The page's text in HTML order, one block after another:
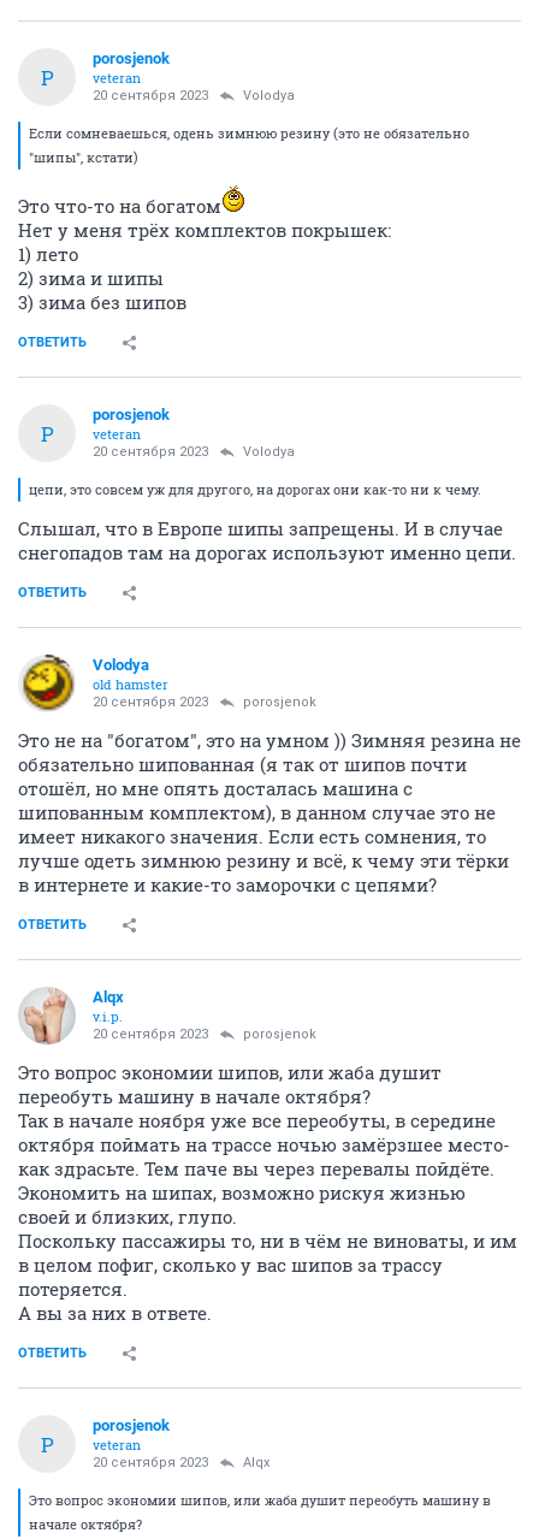
P
porosjenok
veteran
20 сентября 2023 Volodya
Если сомневаешься, одень зимнюю резину (это не обязательно
"шипы", кстати)
Это что-то на богатом
Нет у меня трёх комплектов покрышек:
1) лето
2) зима и шипы
3) зима без шипов
ОТВЕТИТЬ
P
porosjenok
veteran
20 сентября 2023 Volodya
цепи, это совсем уж для другого, на дорогах они как-то ни к чему.
Слышал, что в Европе шипы запрещены. И в случае
снегопадов там на дорогах используют именно цепи.
ОТВЕТИТЬ
Volodya
old hamster
20 сентября 2023 porosjenok
Это не на "богатом", это на умном )) Зимняя резина не
обязательно шипованная (я так от шипов почти
отошёл, но мне опять досталась машина с
шипованным комплектом), в данном случае это не
имеет никакого значения. Если есть сомнения, то
лучше одеть зимнюю резину и всё, к чему эти тёрки
в интернете и какие-то заморочки с цепями?
ОТВЕТИТЬ
Alqx
v.i.p.
20 сентября 2023 porosjenok
Это вопрос экономии шипов, или жаба душит
переобуть машину в начале октября?
Так в начале ноября уже все переобуты, в середине
октября поймать на трассе ночью замёрзшее место-
как здрасьте. Тем паче вы через перевалы пойдёте.
Экономить на шипах, возможно рискуя жизнью
своей и близких, глупо.
Поскольку пассажиры то, ни в чём не виноваты, и им
в целом пофиг, сколько у вас шипов за трассу
потеряется.
А вы за них в ответе.
ОТВЕТИТЬ
P
porosjenok
veteran
20 сентября 2023 Alqx
Это вопрос экономии шипов, или жаба душит переобуть машину в
начале октября?